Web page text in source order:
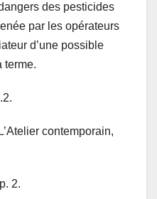
des pesticides
par les opérateurs
d’une possible
terme.
contemporain,
2.